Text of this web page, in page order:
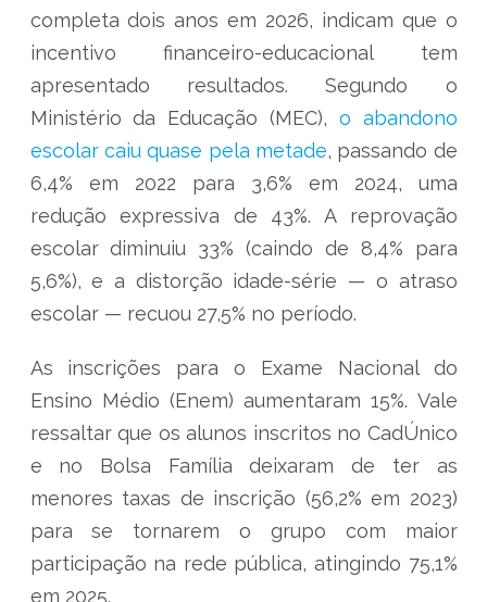
completa dois anos em 2026, indicam que o
incentivo financeiro-educacional tem
apresentado resultados. Segundo o
Ministério da Educação (MEC), o abandono
escolar caiu quase pela metade, passando de
6,4% em 2022 para 3,6% em 2024, uma
redução expressiva de 43%. A reprovação
escolar diminuiu 33% (caindo de 8,4% para
5,6%), e a distorção idade-série — o atraso
escolar — recuou 27,5% no período.
As inscrições para o Exame Nacional do
Ensino Médio (Enem) aumentaram 15%. Vale
ressaltar que os alunos inscritos no CadÚnico
e no Bolsa Família deixaram de ter as
menores taxas de inscrição (56,2% em 2023)
para se tornarem o grupo com maior
participação na rede pública, atingindo 75,1%
em 2025.